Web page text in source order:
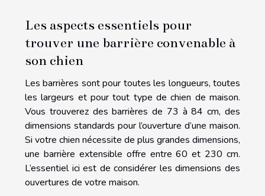
Les aspects essentiels pour
trouver une barrière convenable à
son chien
Les barrières sont pour toutes les longueurs, toutes
les largeurs et pour tout type de chien de maison.
Vous trouverez des barrières de 73 à 84 cm, des
dimensions standards pour l’ouverture d’une maison.
Si votre chien nécessite de plus grandes dimensions,
une barrière extensible offre entre 60 et 230 cm.
L’essentiel ici est de considérer les dimensions des
ouvertures de votre maison.